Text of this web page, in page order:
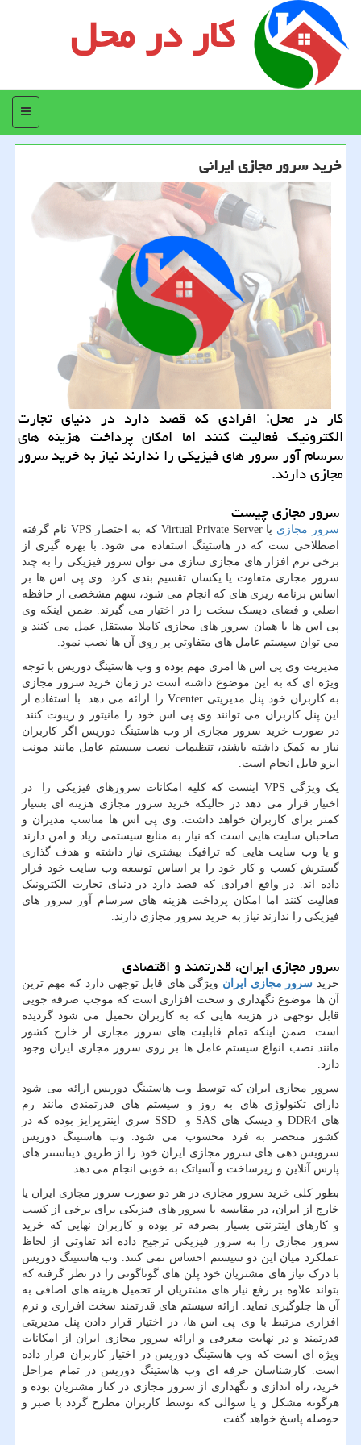
کار در محل
منو
خرید سرور مجازی ایرانی
كار در محل: افرادی كه قصد دارد در دنیای تجارت
الكترونیك فعالیت كنند اما امكان پرداخت هزینه های
سرسام آور سرور های فیزیكی را ندارند نیاز به خرید سرور
مجازی دارند.
سرور مجازی چیست
سرور مجازی یاVirtual Private Server که به اختصار VPS نام گرفته
اصطلاحی ست که در هاستینگ استفاده می شود. با بهره گیری از
برخی نرم افزار های مجازی سازی می توان سرور فیزیکی را به چند
سرور مجازی متفاوت یا یکسان تقسیم بندی کرد. وی پی اس ها بر
اساس برنامه ریزی های که انجام می شود، سهم مشخصی از حافظه
اصلي و فضای ديسک سخت را در اختیار می گیرند. ضمن اینکه وی
پی اس ها یا همان سرور های مجازی کاملا مستقل عمل می کنند و
می توان سیستم عامل های متفاوتی بر روی آن ها نصب نمود.
مدیریت وی پی اس ها امری مهم بوده و وب هاستینگ دوریس با توجه
ویژه ای که به این موضوع داشته است در زمان خرید سرور مجازی
به کاربران خود پنل مدیریتیVcenter را ارائه می دهد. با استفاده از
این پنل کاربران می توانند وی پی اس خود را مانیتور و ریبوت کنند.
در صورت خرید سرور مجازی از وب هاستینگ دوریس اگر کاربران
نیاز به کمک داشته باشند، تنظیمات نصب سیستم عامل مانند مونت
ایزو قابل انجام است.
یک ویژگی VPS اینست که کلیه امکانات سرورهای فیزیکی را در
اختیار قرار می دهد در حالیکه خرید سرور مجازی هزینه ای بسیار
کمتر برای کاربران خواهد داشت. وی پی اس ها مناسب مدیران و
صاحبان سایت هایی است که نیاز به منابع سیستمی زیاد و امن دارند
و یا وب سایت هایی که ترافیک بیشتری نیاز داشته و هدف گذاری
گسترش کسب و کار خود را بر اساس توسعه وب سایت خود قرار
داده اند. در واقع افرادی که قصد دارد در دنیای تجارت الکترونیک
فعالیت کنند اما امکان پرداخت هزینه های سرسام آور سرور های
فیزیکی را ندارند نیاز به خرید سرور مجازی دارند.
سرور مجازی ایران، قدرتمند و اقتصادی
خرید سرور مجازی ایران ویژگی های قابل توجهی دارد که مهم ترین
آن ها موضوع نگهداری و سخت افزاری است که موجب صرفه جویی
قابل توجهی در هزینه هایی که به کاربران تحمیل می شود گردیده
است. ضمن اینکه تمام قابلیت های سرور مجازی از خارج کشور
مانند نصب انواع سیستم عامل ها بر روی سرور مجازی ایران وجود
دارد.
سرور مجازی ایران که توسط وب هاستینگ دوریس ارائه می شود
دارای تکنولوژی های به روز و سیستم های قدرتمندی مانند رم
های DDR4 و دیسک های SAS و SSD سری اینترپرایز بوده که در
کشور منحصر به فرد محسوب می شود. وب هاستینگ دوریس
سرویس دهی های سرور مجازی ایران خود را از طریق دیتاسنتر های
پارس آنلاین و زیرساخت و آسیاتک به خوبی انجام می دهد.
بطور کلی خرید سرور مجازی در هر دو صورت سرور مجازی ایران یا
خارج از ایران، در مقایسه با سرور های فیزیکی برای برخی از کسب
و کارهای اینترنتی بسیار بصرفه تر بوده و کاربران نهایی که خرید
سرور مجازی را به سرور فیزیکی ترجیح داده اند تفاوتی از لحاظ
عملکرد میان این دو سیستم احساس نمی کنند. وب هاستینگ دوریس
با درک نیاز های مشتریان خود پلن های گوناگونی را در نظر گرفته که
بتواند علاوه بر رفع نیاز های مشتریان از تحمیل هزینه های اضافی به
آن ها جلوگیری نماید. ارائه سیستم های قدرتمند سخت افزاری و نرم
افزاری مرتبط با وی پی اس ها، در اختیار قرار دادن پنل مدیریتی
قدرتمند و در نهایت معرفی و ارائه سرور مجازی ایران از امکانات
ویژه ای است که وب هاستینگ دوریس در اختیار کاربران قرار داده
است. کارشناسان حرفه ای وب هاستینگ دوریس در تمام مراحل
خرید، راه اندازی و نگهداری از سرور مجازی در کنار مشتریان بوده و
هرگونه مشکل و یا سوالی که توسط کاربران مطرح گردد با صبر و
حوصله پاسخ خواهد گفت.